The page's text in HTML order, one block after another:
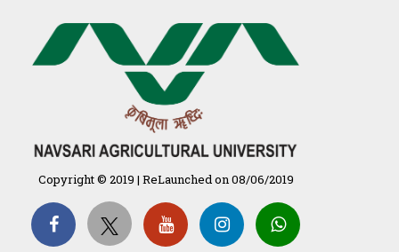
દેશી ગાય આધારિત પ્રાકૃતિક ખેતી
गुणवत्ता युक्त कृषि-शिक्षा एक पहल" - भारतीय
कृषि अनुसंधान परिषद की 25वीं अखिल
भारतीय कृषि प्रवेश परीक्षा 2020
Organization Structure
Copyright © 2019 | ReLaunched on 08/06/2019